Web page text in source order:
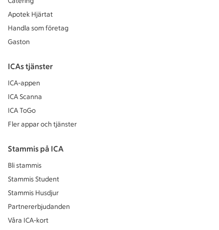
Apotek Hjärtat
Handla som företag
Gaston
ICAs tjänster
ICA-appen
ICA Scanna
ICA ToGo
Fler appar och tjänster
Stammis på ICA
Bli stammis
Stammis Student
Stammis Husdjur
Partnererbjudanden
Våra ICA-kort